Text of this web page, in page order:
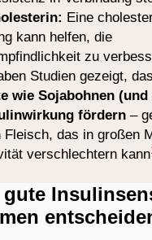
Eine
kann helfen, die
zu
Studien gezeigt,
wie Sojabohnen
fördern–
Fleisch, das in großen
verschlechtern kann
gute